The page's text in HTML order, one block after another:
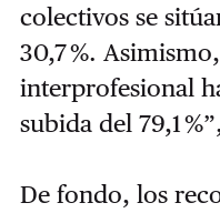
colectivos se
30,7 %.
interprofesional
subida del 79,1
De fondo, los